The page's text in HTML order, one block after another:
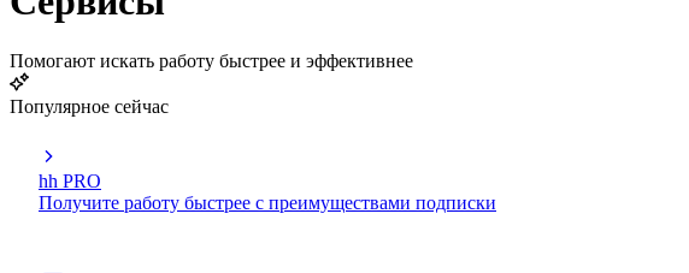
Помогают искать работу быстрее и эффективнее
Популярное сейчас
hh PRO
Получите работу быстрее с преимуществами подписки